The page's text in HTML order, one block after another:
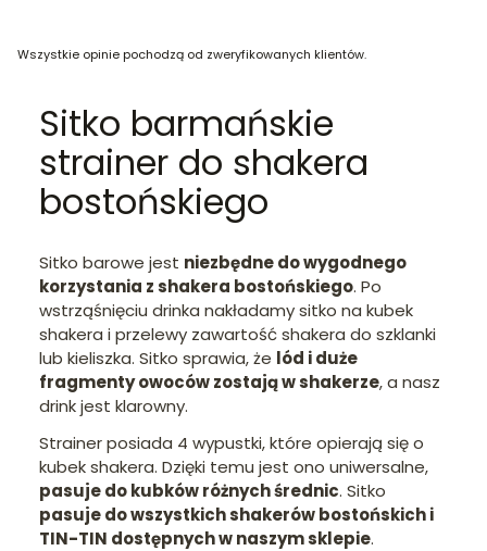
Wszystkie opinie pochodzą od zweryfikowanych klientów.
Sitko barmańskie
strainer do shakera
bostońskiego
Sitko barowe jest niezbędne do wygodnego
korzystania z shakera bostońskiego. Po
wstrząśnięciu drinka nakładamy sitko na kubek
shakera i przelewy zawartość shakera do szklanki
lub kieliszka. Sitko sprawia, że lód i duże
fragmenty owoców zostają w shakerze, a nasz
drink jest klarowny.
Strainer posiada 4 wypustki, które opierają się o
kubek shakera. Dzięki temu jest ono uniwersalne,
pasuje do kubków różnych średnic. Sitko
pasuje do wszystkich shakerów bostońskich i
TIN-TIN dostępnych w naszym sklepie.